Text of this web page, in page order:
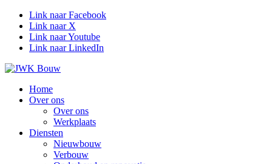
Link naar Facebook
Link naar X
Link naar Youtube
Link naar LinkedIn
Home
Over ons
Over ons
Werkplaats
Diensten
Nieuwbouw
Verbouw